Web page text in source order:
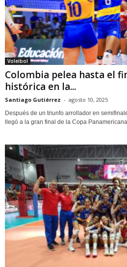
Voleibol
Colombia pelea hasta el
histórica en la...
Santiago Gutiérrez - agosto 10, 2025
Después de un triunfo arrollador en
llegó a la gran final de la Copa Panamericana